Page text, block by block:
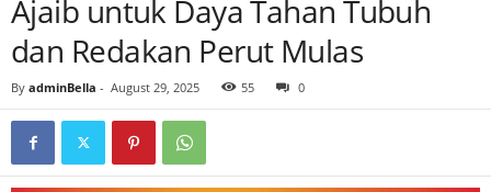
Ajaib untuk Daya Tahan Tubuh
dan Redakan Perut Mulas
By adminBella - August 29, 2025 55 0